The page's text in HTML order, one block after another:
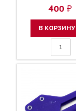
110090000601
110090000501
F45300001
400 ₽
В КОРЗИНУ